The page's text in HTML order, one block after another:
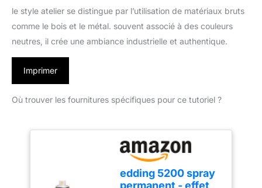
le style atelier se distingue par l’utilisation de matériaux bruts
comme le bois et le métal. souvent associé à des couleurs
neutres, il crée une ambiance industrielle et authentique.
Imprimer
Où trouver les fournitures spécifiques pour ce tutoriel ?
edding 5200 spray
permanent - effet